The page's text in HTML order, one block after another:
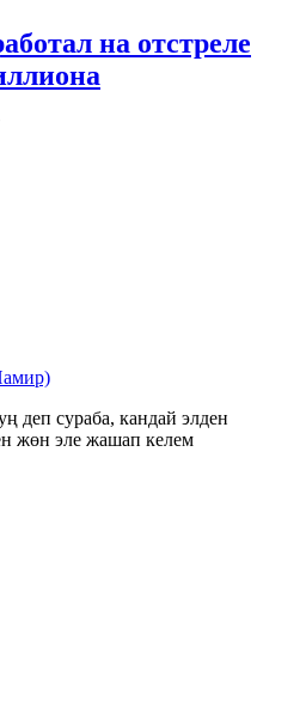
на отстреле
деп сураба, кандай элден
жөн эле жашап келем